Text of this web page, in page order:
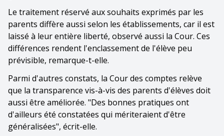
Le traitement réservé aux souhaits exprimés par les
parents diffère aussi selon les établissements, car il est
laissé à leur entière liberté, observé aussi la Cour. Ces
différences rendent l'enclassement de l'élève peu
prévisible, remarque-t-elle.
Parmi d'autres constats, la Cour des comptes relève
que la transparence vis-à-vis des parents d'élèves doit
aussi être améliorée. "Des bonnes pratiques ont
d'ailleurs été constatées qui mériteraient d'être
généralisées", écrit-elle.